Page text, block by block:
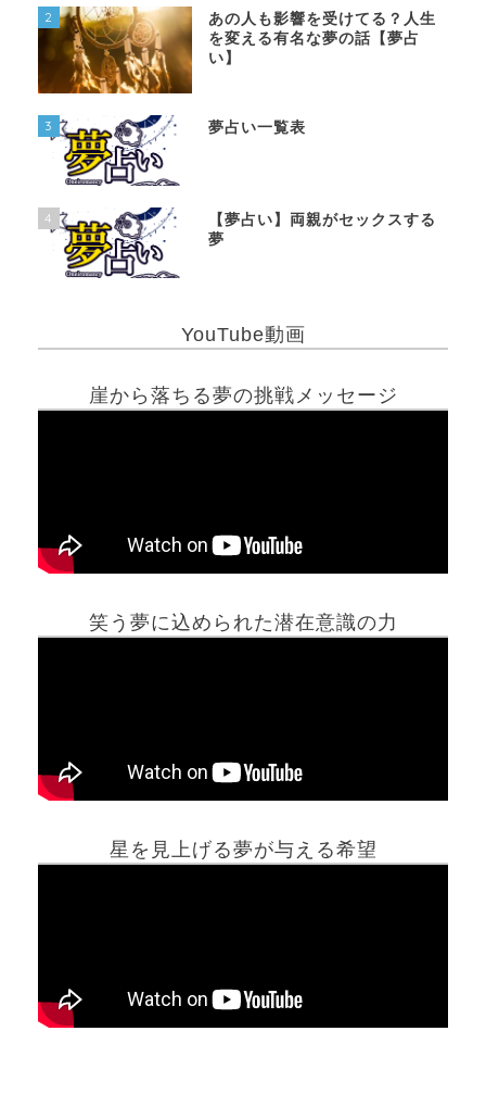
2
あの人も影響を受けてる？人生
を変える有名な夢の話【夢占
い】
3 夢占い一覧表
4
【夢占い】両親がセックスする
夢
YouTube動画
崖から落ちる夢の挑戦メッセージ
笑う夢に込められた潜在意識の力
星を見上げる夢が与える希望
ホーム
最新記事動画